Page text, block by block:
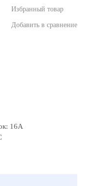
Избранный товар
Добавить в сравнение
16А